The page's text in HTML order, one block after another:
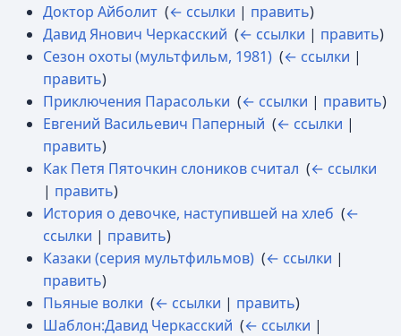
Доктор Айболит (← ссылки | править)
Давид Янович Черкасский (← ссылки | править)
Сезон охоты (мультфильм, 1981) (← ссылки |
править)
Приключения Парасольки (← ссылки | править)
Евгений Васильевич Паперный (← ссылки |
править)
Как Петя Пяточкин слоников считал (← ссылки
| править)
История о девочке, наступившей на хлеб (←
ссылки | править)
Казаки (серия мультфильмов) (← ссылки |
править)
Пьяные волки (← ссылки | править)
Шаблон:Давид Черкасский (← ссылки |